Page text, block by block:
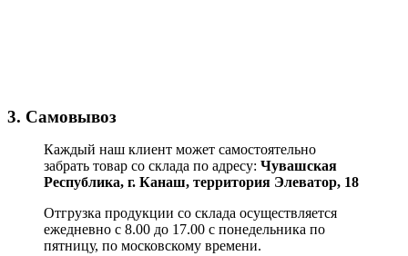
3. Самовывоз
Каждый наш клиент может самостоятельно
забрать товар со склада по адресу: Чувашская
Республика, г. Канаш, территория Элеватор, 18
Отгрузка продукции со склада осуществляется
ежедневно с 8.00 до 17.00 с понедельника по
пятницу, по московскому времени.